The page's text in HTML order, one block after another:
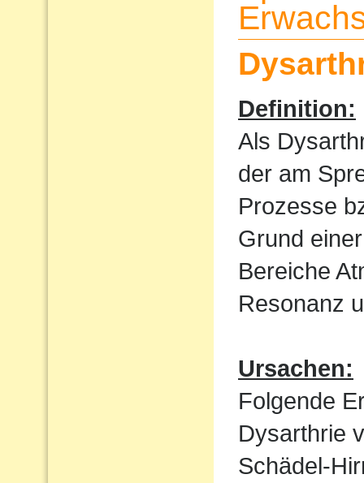
Definition:
Als
der am
Prozesse
Grund
Bereiche
Resonanz
Ursachen:
Folgende
Dysarthrie
Schädel-